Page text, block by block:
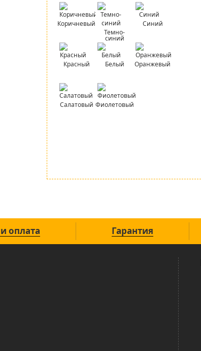
Коричневый
Темно-
синий
Синий
Красный Белый Оранжевый
Салатовый Фиолетовый
оплата Гарантия